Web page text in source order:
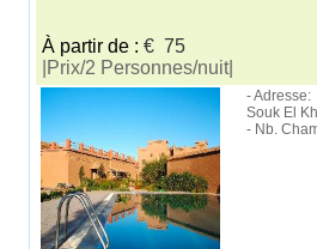
À partir de : € 75
|Prix/2 Personnes/nuit|
- Adresse:
Souk El
- Nb.